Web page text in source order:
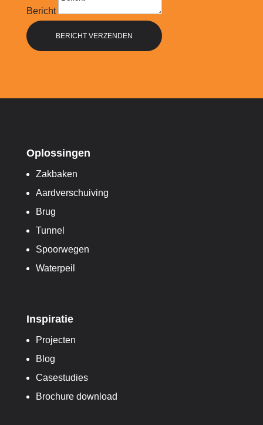
Bericht
BERICHT VERZENDEN
Oplossingen
Zakbaken
Aardverschuiving
Brug
Tunnel
Spoorwegen
Waterpeil
Inspiratie
Projecten
Blog
Casestudies
Brochure download